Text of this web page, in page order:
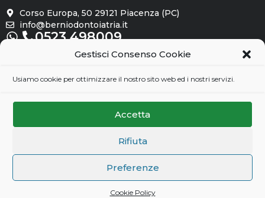
Gestisci Consenso Cookie
Usiamo cookie per ottimizzare il nostro sito web ed i nostri servizi.
Accetta
Rifiuta
Preferenze
Cookie Policy
Corso Europa, 50 29121 Piacenza (PC)
info@berniodontoiatria.it
0523.498009